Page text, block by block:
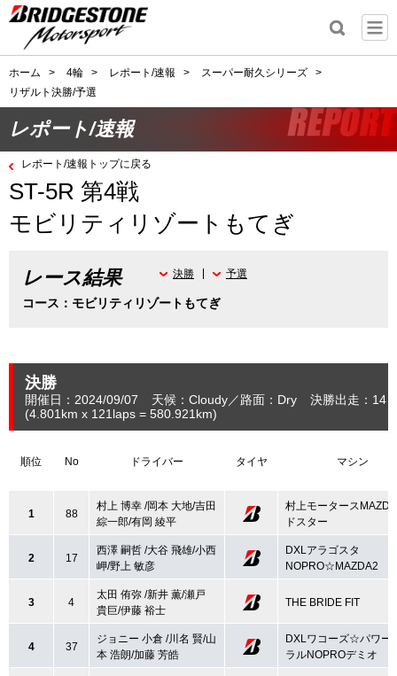
ホーム > 4輪 > レポート/速報 > スーパー耐久シリーズ
>
リザルト決勝/予選
レポート/速報
レポート/速報トップに戻る
ST-5R 第4戦
モビリティリゾートもてぎ
レース結果
コース：モビリティリゾートもてぎ
決勝 予選
決勝
開催日：2024/09/07 天候：Cloudy 路面：Dry
決勝出走：14
(4.801 km x 121laps = 580.921 km)
順位 No ドライバー タイヤ マシン
1 88
村上 博幸 /岡本 大地/吉田
綜一郎/有岡 綾平
村上モータース
ドスター
2 17
西澤 嗣哲 /大谷 飛雄/小西
岬/野上 敏彦
DXLアラゴスタ
NOPRO☆MAZDA2
3 4
太田 侑弥 /新井 薫/瀬戸
貴巨/伊藤 裕士
THE BRIDE FIT
4 37
ジョニー 小倉 /川名 賢/山
本 浩朗/加藤 芳皓
DXLワコーズ☆パワー
ラルNOPROデミオ